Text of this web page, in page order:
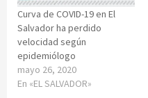
Curva de COVID-19 en El
Salvador ha perdido
velocidad según
epidemiólogo
mayo 26, 2020
En «EL SALVADOR»